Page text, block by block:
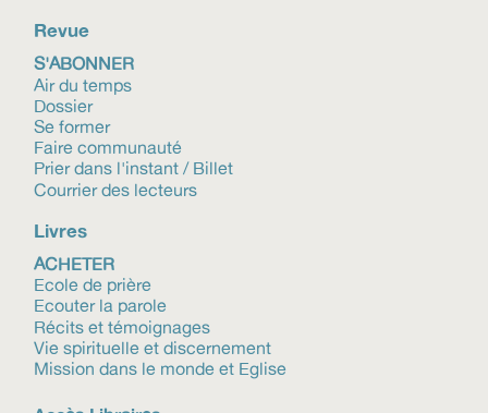
Revue
S'ABONNER
Air du temps
Dossier
Se former
Faire communauté
Prier dans l'instant / Billet
Courrier des lecteurs
Livres
ACHETER
Ecole de prière
Ecouter la parole
Récits et témoignages
Vie spirituelle et discernement
Mission dans le monde et Eglise